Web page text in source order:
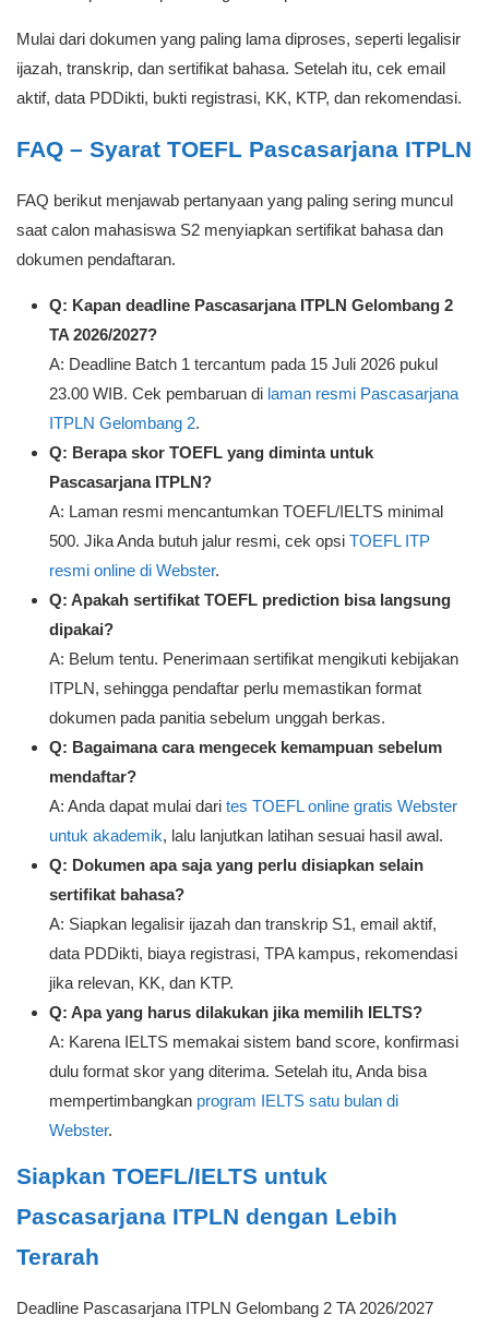
Mulai dari dokumen yang paling lama diproses, seperti legalisir
ijazah, transkrip, dan sertifikat bahasa. Setelah itu, cek email
aktif, data PDDikti, bukti registrasi, KK, KTP, dan rekomendasi.
FAQ – Syarat TOEFL Pascasarjana ITPLN
FAQ berikut menjawab pertanyaan yang paling sering muncul
saat calon mahasiswa S2 menyiapkan sertifikat bahasa dan
dokumen pendaftaran.
Q: Kapan deadline Pascasarjana ITPLN Gelombang 2
TA 2026/2027?
A: Deadline Batch 1 tercantum pada 15 Juli 2026 pukul
23.00 WIB. Cek pembaruan di laman resmi Pascasarjana
ITPLN Gelombang 2.
Q: Berapa skor TOEFL yang diminta untuk
Pascasarjana ITPLN?
A: Laman resmi mencantumkan TOEFL/IELTS minimal
500. Jika Anda butuh jalur resmi, cek opsi TOEFL ITP
resmi online di Webster.
Q: Apakah sertifikat TOEFL prediction bisa langsung
dipakai?
A: Belum tentu. Penerimaan sertifikat mengikuti kebijakan
ITPLN, sehingga pendaftar perlu memastikan format
dokumen pada panitia sebelum unggah berkas.
Q: Bagaimana cara mengecek kemampuan sebelum
mendaftar?
A: Anda dapat mulai dari tes TOEFL online gratis Webster
untuk akademik, lalu lanjutkan latihan sesuai hasil awal.
Q: Dokumen apa saja yang perlu disiapkan selain
sertifikat bahasa?
A: Siapkan legalisir ijazah dan transkrip S1, email aktif,
data PDDikti, biaya registrasi, TPA kampus, rekomendasi
jika relevan, KK, dan KTP.
Q: Apa yang harus dilakukan jika memilih IELTS?
A: Karena IELTS memakai sistem band score, konfirmasi
dulu format skor yang diterima. Setelah itu, Anda bisa
mempertimbangkan program IELTS satu bulan di
Webster.
Siapkan TOEFL/IELTS untuk
Pascasarjana ITPLN dengan Lebih
Terarah
Deadline Pascasarjana ITPLN Gelombang 2 TA 2026/2027